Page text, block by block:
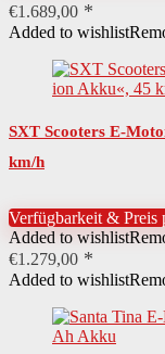
€1.689,00
Added to wishlist
SXT Scooters E-
km/h
Verfügbarkeit & Preis
Added to wishlist
€1.279,00
Added to wishlist